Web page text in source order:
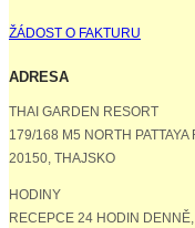
ŽÁDOST O FAKTURU
ADRESA
THAI GARDEN RESORT
179/168 M5 NORTH
20150, THAJSKO
HODINY
RECEPCE 24 HODIN